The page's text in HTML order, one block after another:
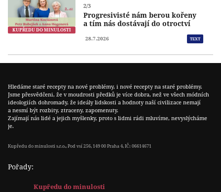
KUPŘEDU DO MINULOSTI
2/3
Progresivisté nám berou kořeny
a tím nás dostávají do otroctví
28.7.2026 TEXT
Hledáme staré recepty na nové problémy, i nové recepty na staré problémy.
Jsme přesvědčeni, že v moudrosti předků je více dobra, než ve všech módních
ideologiích dohromady, že ideály lidskosti a hodnoty naší civilizace nemají
a nesmí být rozbity, ztraceny, zapomenuty.
Zajímají nás lidé a jejich myšlenky, proto s lidmi rádi mluvíme, nevyslýcháme
je.
Kupředu do minulosti s.r.o., Pod vsí 256, 149 00 Praha 4, IČ: 06614671
Pořady:
Kupředu do minulosti